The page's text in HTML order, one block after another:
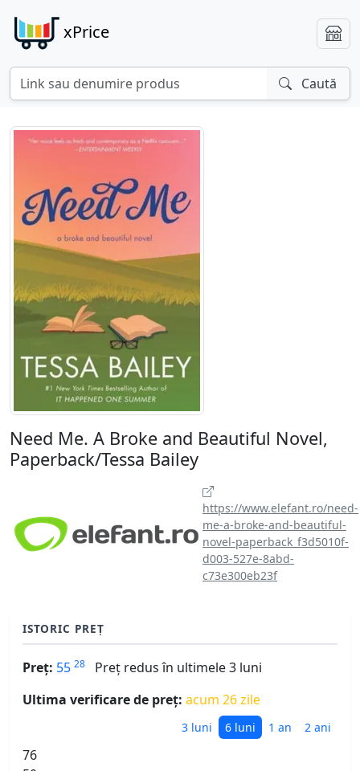
xPrice
Caută
Need Me. A Broke and Beautiful Novel,
Paperback/Tessa Bailey
https://www.elefant.ro/need-
me-a-broke-and-beautiful-
novel-paperback_f3d5010f-
d003-527e-8abd-
c73e300eb23f
ISTORIC PREȚ
Preț: 55 28
Preț redus în ultimele 3 luni
Ultima verificare de preț: acum 26 zile
3 luni 6 luni 1 an 2 ani
76